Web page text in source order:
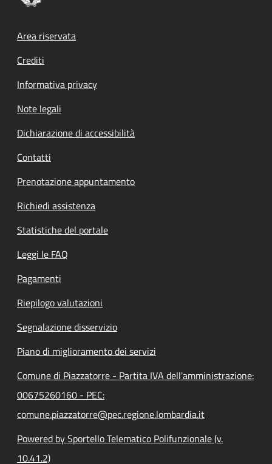
Footer menu
Area riservata
Crediti
Informativa privacy
Note legali
Dichiarazione di accessibilità
Contatti
Prenotazione appuntamento
Richiedi assistenza
Statistiche del portale
Leggi le FAQ
Pagamenti
Riepilogo valutazioni
Segnalazione disservizio
Piano di miglioramento dei servizi
Comune di Piazzatorre - Partita IVA dell'amministrazione:
00675260160 - PEC:
comune.piazzatorre@pec.regione.lombardia.it
Powered by Sportello Telematico Polifunzionale (v.
10.41.2)